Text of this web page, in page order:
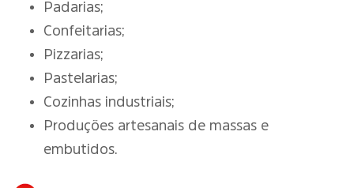
Padarias;
Confeitarias;
Pizzarias;
Pastelarias;
Cozinhas industriais;
Produções artesanais de massas e
embutidos.